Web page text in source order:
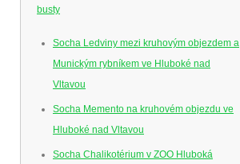
busty
Socha Ledviny mezi kruhovým objezdem a
Munickým rybníkem ve Hluboké nad
Vltavou
Socha Memento na kruhovém objezdu ve
Hluboké nad Vltavou
Socha Chalikotérium v ZOO Hluboká